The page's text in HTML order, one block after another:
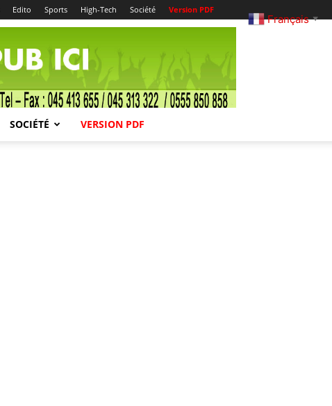
Edito Sports High-Tech Société Version PDF
SOCIÉTÉ VERSION PDF
Français ▼